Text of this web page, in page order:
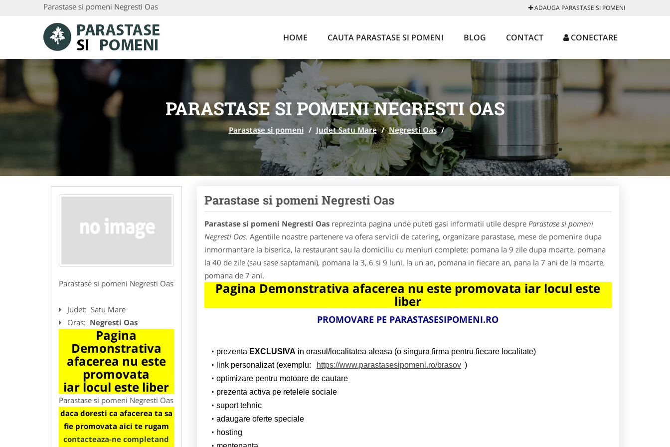
Parastase si pomeni Negresti Oas ADAUGA PARASTASE SI POMENI
HOME CAUTA PARASTASE SI POMENI BLOG CONTACT CONECTARE
PARASTASE SI POMENI NEGRESTI OAS
Parastase si pomeni / Judet Satu Mare / Negresti Oas /
Parastase si pomeni Negresti Oas
Judet: Satu Mare
Oras: Negresti Oas
Pagina
Demonstrativa
afacerea nu este
promovata
iar locul este liber
Parastase si pomeni Negresti Oas
daca doresti ca afacerea ta sa
fie promovata aici te rugam
contacteaza-ne completand
Parastase si pomeni Negresti Oas
Parastase si pomeni Negresti Oasreprezinta pagina unde puteti gasi informatii utile despre Parastase si pomeni
Negresti Oas. Agentiile noastre partenere va ofera servicii de catering, organizare parastase, mese de pomenire dupa
inmormantare la biserica, la restaurant sau la domiciliu cu meniuri complete: pomana la 9 zile dupa moarte, pomana
la 40 de zile (sau sase saptamani), pomana la 3, 6 si 9 luni, la un an, pomana in fiecare an, pana la 7 ani de la moarte,
pomana de 7 ani.
Pagina Demonstrativa afacerea nu este promovata iar locul este
liber
PROMOVARE PE PARASTASESIPOMENI.RO
prezenta EXCLUSIVA in orasul/localitatea aleasa (o singura firma pentru fiecare localitate)
link personalizat (exemplu:
https://www.parastasesipomeni.ro/brasov )
optimizare pentru motoare de cautare
prezenta activa pe retelele sociale
suport tehnic
adaugare oferte speciale
hosting